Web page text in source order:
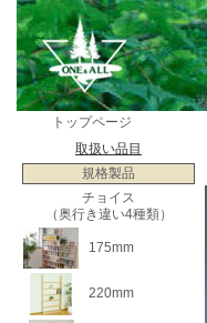
トップページ
取扱い品目
規格製品
チョイス
（奥行き違い4種類）
175mm
220mm